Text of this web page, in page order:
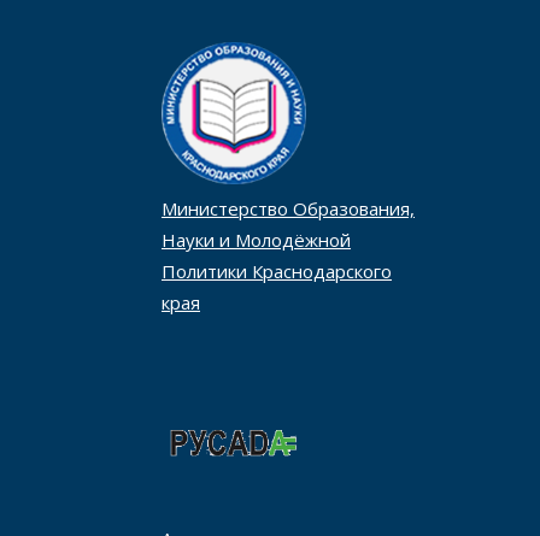
Министерство Образования,
Науки и Молодёжной
Политики Краснодарского
края